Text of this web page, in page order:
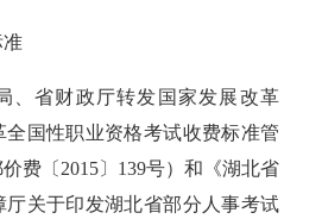
准
、省财政厅转发国家发展改革
国性职业资格考试收费标准管
费〔2015〕139号）和《湖北省
厅关于印发湖北省部分人事考试